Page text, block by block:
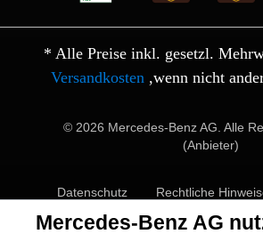
* Alle Preise inkl. gesetzl.
Versandkosten ,wenn nicht
© 2026 Mercedes-Benz AG. Alle
(Anbieter)
Datenschutz Rechtliche
Mercedes-Benz AG